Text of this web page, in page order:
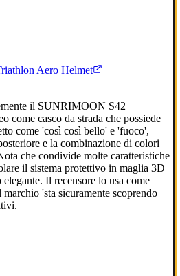
Aero Helmet
il SUNRIMOON S42
casco da strada che possiede
come 'così così bello' e 'fuoco',
e la combinazione di colori
che condivide molte caratteristiche
il sistema protettivo in maglia 3D
Il recensore lo usa come
'sta sicuramente scoprendo